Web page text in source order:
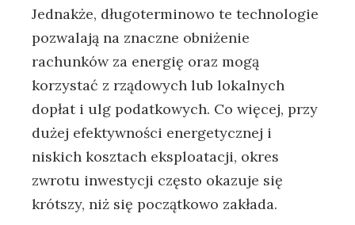
Jednakże, długoterminowo te technologie
pozwalają na znaczne obniżenie
rachunków⁤ za energię oraz ‌mogą
korzystać z rządowych lub lokalnych
dopłat⁣ i ulg ​podatkowych. Co więcej, przy
‌dużej efektywności energetycznej i
niskich kosztach eksploatacji, okres‌
zwrotu inwestycji często okazuje się
krótszy, niż się początkowo ⁢zakłada.